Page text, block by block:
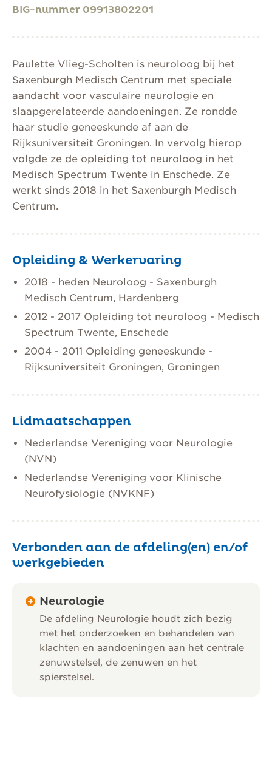
BIG-nummer 09913802201
Paulette Vlieg-Scholten is neuroloog bij het
Saxenburgh Medisch Centrum met speciale
aandacht voor vasculaire neurologie en
slaapgerelateerde aandoeningen. Ze rondde
haar studie geneeskunde af aan de
Rijksuniversiteit Groningen. In vervolg hierop
volgde ze de opleiding tot neuroloog in het
Medisch Spectrum Twente in Enschede. Ze
werkt sinds 2018 in het Saxenburgh Medisch
Centrum.
Opleiding & Werkervaring
2018 - heden Neuroloog - Saxenburgh
Medisch Centrum, Hardenberg
2012 - 2017 Opleiding tot neuroloog - Medisch
Spectrum Twente, Enschede
2004 - 2011 Opleiding geneeskunde -
Rijksuniversiteit Groningen, Groningen
Lidmaatschappen
Nederlandse Vereniging voor Neurologie
(NVN)
Nederlandse Vereniging voor Klinische
Neurofysiologie (NVKNF)
Verbonden aan de afdeling(en) en/of
werkgebieden
Neurologie
De afdeling Neurologie houdt zich bezig
met het onderzoeken en behandelen van
klachten en aandoeningen aan het centrale
zenuwstelsel, de zenuwen en het
spierstelsel.